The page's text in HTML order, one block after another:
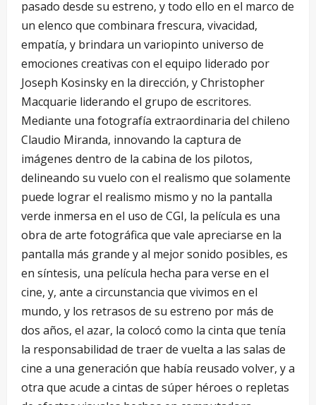
pasado desde su estreno, y todo ello en el marco de
un elenco que combinara frescura, vivacidad,
empatía, y brindara un variopinto universo de
emociones creativas con el equipo liderado por
Joseph Kosinsky en la dirección, y Christopher
Macquarie liderando el grupo de escritores.
Mediante una fotografía extraordinaria del chileno
Claudio Miranda, innovando la captura de
imágenes dentro de la cabina de los pilotos,
delineando su vuelo con el realismo que solamente
puede lograr el realismo mismo y no la pantalla
verde inmersa en el uso de CGI, la película es una
obra de arte fotográfica que vale apreciarse en la
pantalla más grande y al mejor sonido posibles, es
en síntesis, una película hecha para verse en el
cine, y, ante a circunstancia que vivimos en el
mundo, y los retrasos de su estreno por más de
dos años, el azar, la colocó como la cinta que tenía
la responsabilidad de traer de vuelta a las salas de
cine a una generación que había reusado volver, y a
otra que acude a cintas de súper héroes o repletas